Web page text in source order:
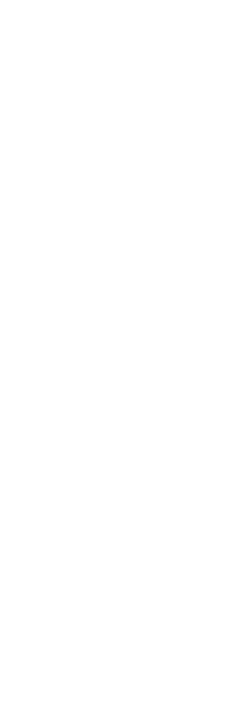
ต่างประเทศ มีทั้งรถใหม่100 % และ รถ